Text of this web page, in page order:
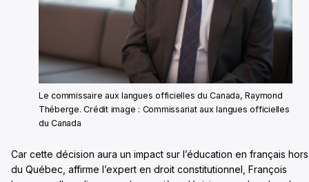
Le commissaire aux langues officielles du Canada, Raymond
Théberge. Crédit image : Commissariat aux langues officielles
du Canada
Car cette décision aura un impact sur l’éducation en français hors
du Québec, affirme l’expert en droit constitutionnel, François